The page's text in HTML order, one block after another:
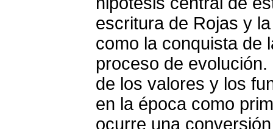
escritura de Rojas y
como la conquista de
proceso de
de los valores y los
en la época como
ocurre una